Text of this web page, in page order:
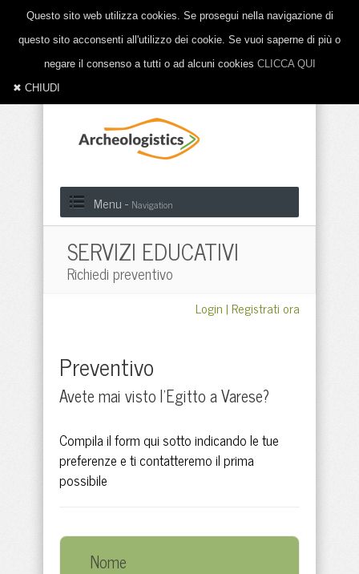
Menu - Navigation
SERVIZI EDUCATIVI
Richiedi preventivo
Login|Registrati ora
Preventivo
Avete mai visto l'Egitto a Varese?
Compila il form qui sotto indicando le tue
preferenze e ti contatteremo il prima
possibile
Nome
Questo sito web utilizza cookies. Se prosegui nella navigazione di
questo sito acconsenti all'utilizzo dei cookie. Se vuoi saperne di più o
negare il consenso a tutti o ad alcuni cookies CLICCA QUI
✖ CHIUDI